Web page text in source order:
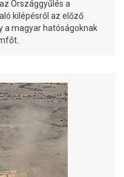
Országgyűlés a
kilépésről az előző
a magyar hatóságoknak